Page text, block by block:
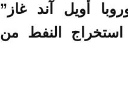
أويل آند غاز”
النفط من